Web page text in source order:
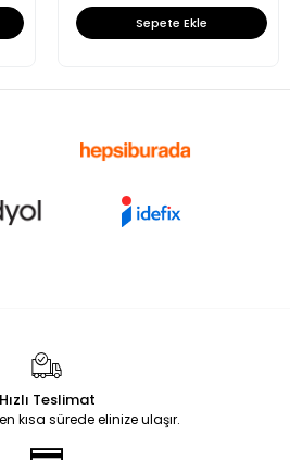
Sepete Ekle
Hızlı Teslimat
kısa sürede elinize ulaşır.